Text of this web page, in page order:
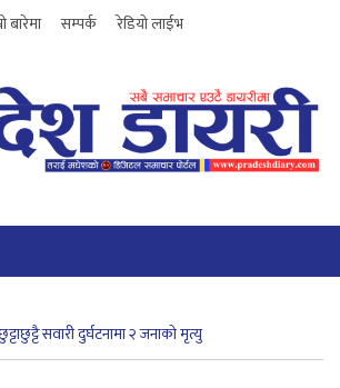
बारेमा सम्पर्क रेडियो लाईभ
सवारी दुर्घटनामा २ जनाको मृत्यु